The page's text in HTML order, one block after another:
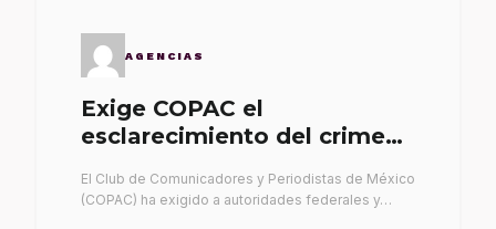
AGENCIAS
Exige COPAC el
esclarecimiento del crimen
El Club de Comunicadores y Periodistas de México
(COPAC) ha exigido a autoridades federales y…